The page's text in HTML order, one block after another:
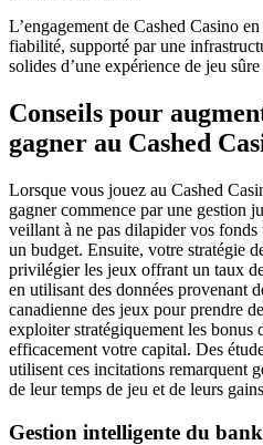
L’engagement de Cashed Casino
fiabilité, supporté par une
solides d’une expérience de jeu
Conseils pour
gagner au Cashed
Lorsque vous jouez au Cashed
gagner commence par une gestion
veillant à ne pas dilapider vos fonds
un budget. Ensuite, votre stratégie
privilégier les jeux offrant un taux
en utilisant des données provenant
canadienne des jeux pour prendre
exploiter stratégiquement les bonus
efficacement votre capital. Des
utilisent ces incitations remarquent
de leur temps de jeu et de leurs
Gestion intelligente du